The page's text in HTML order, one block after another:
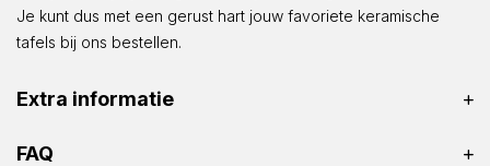
Je kunt dus met een gerust hart jouw favoriete keramische
tafels bij ons bestellen.
Extra informatie
FAQ